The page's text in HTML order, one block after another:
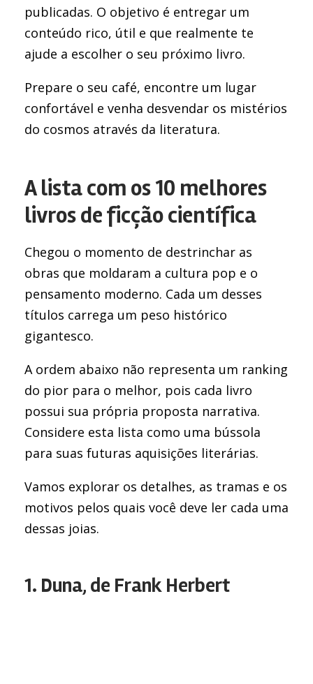
publicadas. O objetivo é entregar um
conteúdo rico, útil e que realmente te
ajude a escolher o seu próximo livro.
Prepare o seu café, encontre um lugar
confortável e venha desvendar os mistérios
do cosmos através da literatura.
A lista com os 10 melhores
livros de ficção científica
Chegou o momento de destrinchar as
obras que moldaram a cultura pop e o
pensamento moderno. Cada um desses
títulos carrega um peso histórico
gigantesco.
A ordem abaixo não representa um ranking
do pior para o melhor, pois cada livro
possui sua própria proposta narrativa.
Considere esta lista como uma bússola
para suas futuras aquisições literárias.
Vamos explorar os detalhes, as tramas e os
motivos pelos quais você deve ler cada uma
dessas joias.
1. Duna, de Frank Herbert